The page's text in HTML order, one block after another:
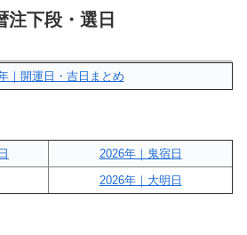
注下段・選日
｜開運日・吉日まとめ
2026年｜鬼宿日
2026年｜大明日